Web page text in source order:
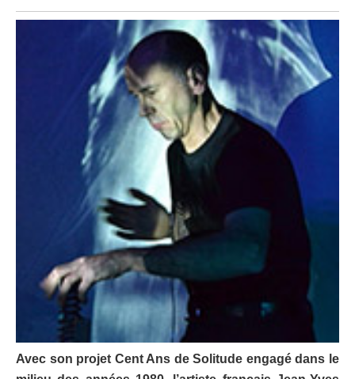
Avec son projet Cent Ans de Solitude engagé dans le